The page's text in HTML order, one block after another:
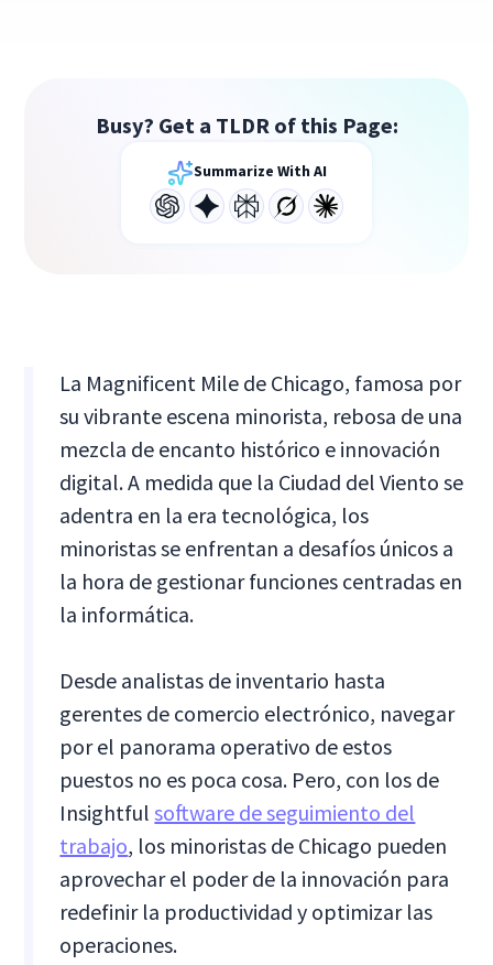
Busy? Get a TLDR of this Page:
Summarize With AI
La Magnificent Mile de Chicago, famosa por
su vibrante escena minorista, rebosa de una
mezcla de encanto histórico e innovación
digital. A medida que la Ciudad del Viento se
adentra en la era tecnológica, los
minoristas se enfrentan a desafíos únicos a
la hora de gestionar funciones centradas en
la informática.
Desde analistas de inventario hasta
gerentes de comercio electrónico, navegar
por el panorama operativo de estos
puestos no es poca cosa. Pero, con los de
Insightfulsoftware de seguimiento del
trabajo, los minoristas de Chicago pueden
aprovechar el poder de la innovación para
redefinir la productividad y optimizar las
operaciones.